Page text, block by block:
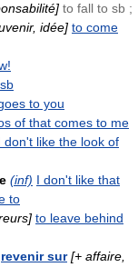
to fall to sb ;
idée] to come
to you
of that comes to me
don't like the look of
(inf) I don't like that
to
to leave behind
revenir sur [+ affaire,